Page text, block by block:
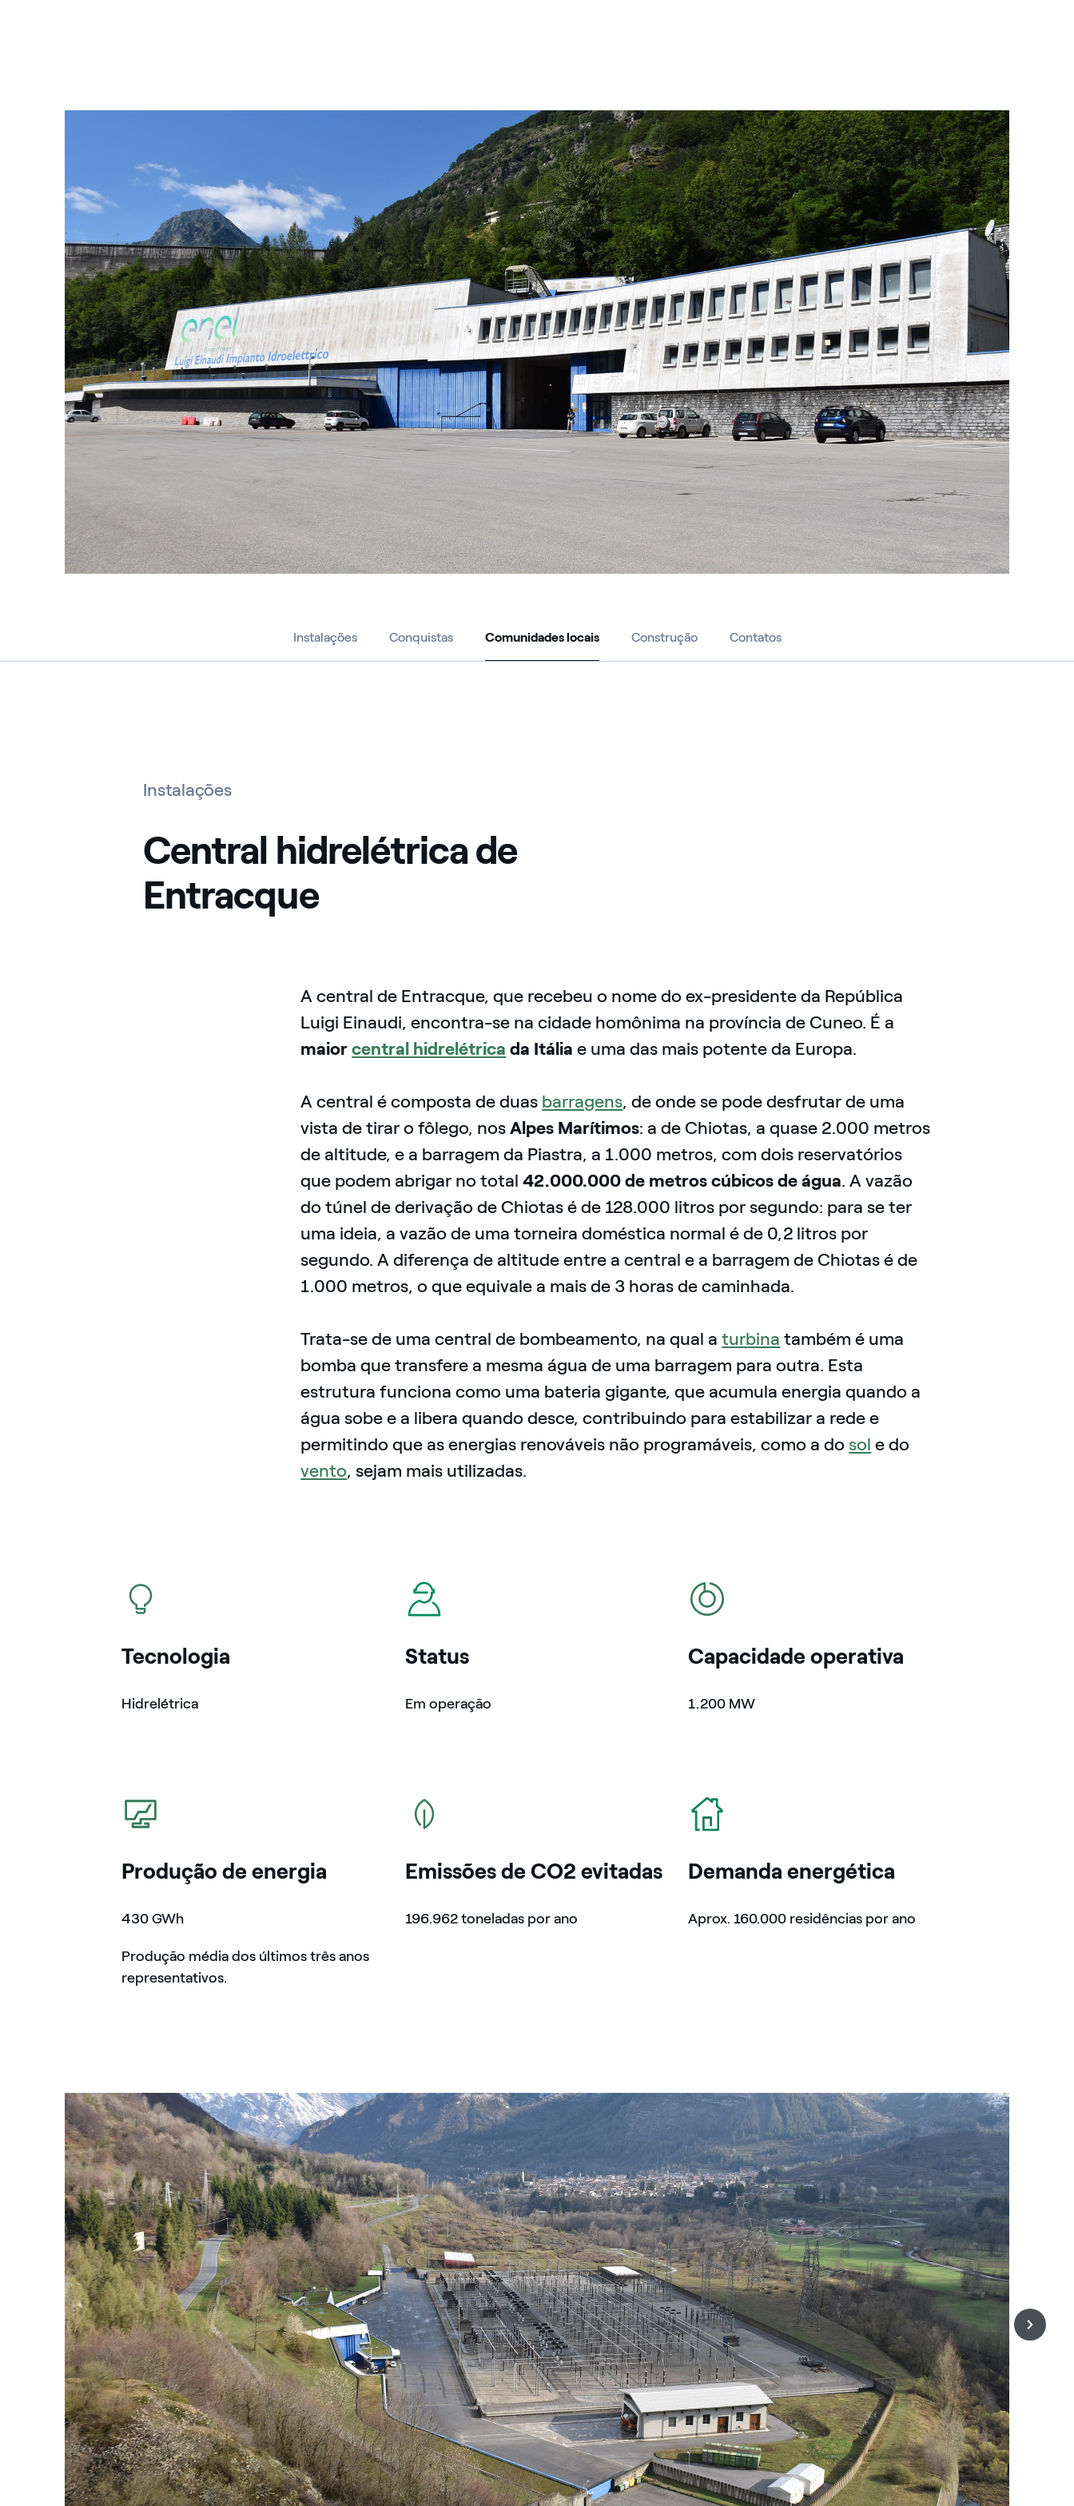
Instalações Conquistas Comunidades locais
Comunidades locais Construção Contatos
Instalações
Central hidrelétrica de
Entracque
A central de Entracque, que recebeu o nome do ex-presidente da República
Luigi Einaudi, encontra-se na cidade homônima na província de Cuneo. É a
maiorcentral hidrelétrica da Itália e uma das mais potente da Europa.
A central é composta de duas barragens, de onde se pode desfrutar de uma
vista de tirar o fôlego, nosAlpes Marítimos: a de Chiotas, a quase 2.000 metros
de altitude, e a barragem da Piastra, a 1.000 metros, com dois reservatórios
que podem abrigar no total42.000.000 de metros cúbicos de água. A vazão
do túnel de derivação de Chiotas é de 128.000 litros por segundo: para se ter
uma ideia, a vazão de uma torneira doméstica normal é de 0,2 litros por
segundo. A diferença de altitude entre a central e a barragem de Chiotas é de
1.000 metros, o que equivale a mais de 3 horas de caminhada.
Trata-se de uma central de bombeamento, na qual aturbina também é uma
bomba que transfere a mesma água de uma barragem para outra. Esta
estrutura funciona como uma bateria gigante, que acumula energia quando a
água sobe e a libera quando desce, contribuindo para estabilizar a rede e
permitindo que as energias renováveis não programáveis, como a dosol e do
vento, sejam mais utilizadas.
icon
Tecnologia
Hidrelétrica
icon
Status
Em operação
icon
Capacidade operativa
1.200 MW
icon
Produção de energia
430 GWh
Produção média dos últimos três anos
representativos.
icon
Emissões de CO2 evitadas
196.962 toneladas por ano
icon
Demanda energética
Aprox. 160.000 residências por ano
Central hidrelétrica de Entracque